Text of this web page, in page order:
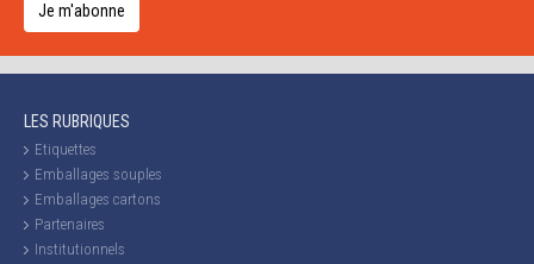
Je m'abonne
LES RUBRIQUES
Etiquettes
Emballages souples
Emballages cartons
Partenaires
Institutionnels